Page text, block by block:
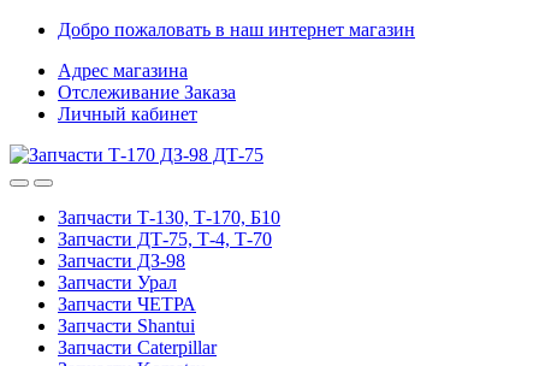
Skip
navigation
Skip
content
Добро пожаловать в наш интернет магазин
Адрес магазина
Отслеживание Заказа
Личный кабинет
Запчасти Т-130, Т-170, Б10
Запчасти ДТ-75, Т-4, Т-70
Запчасти ДЗ-98
Запчасти Урал
Запчасти ЧЕТРА
Запчасти Shantui
Запчасти Caterpillar